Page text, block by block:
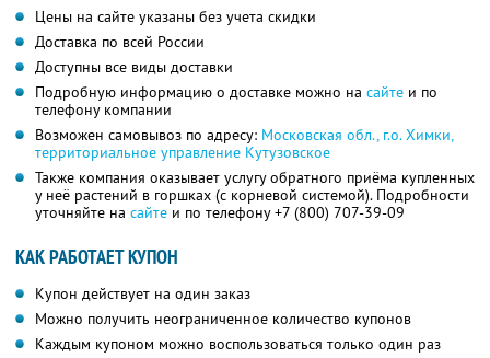
Цены на сайте указаны без учета скидки
Доставка по всей России
Доступны все виды доставки
Подробную информацию о доставке можно на сайте и по
телефону компании
Возможен самовывоз по адресу: Московская обл., г.о. Химки,
территориальное управление Кутузовское
Также компания оказывает услугу обратного приёма купленных
у неё растений в горшках (с корневой системой). Подробности
уточняйте на сайте и по телефону+7 (800) 707-39-09
КАК РАБОТАЕТ КУПОН
Купон действует на один заказ
Можно получить неограниченное количество купонов
Каждым купоном можно воспользоваться только один раз